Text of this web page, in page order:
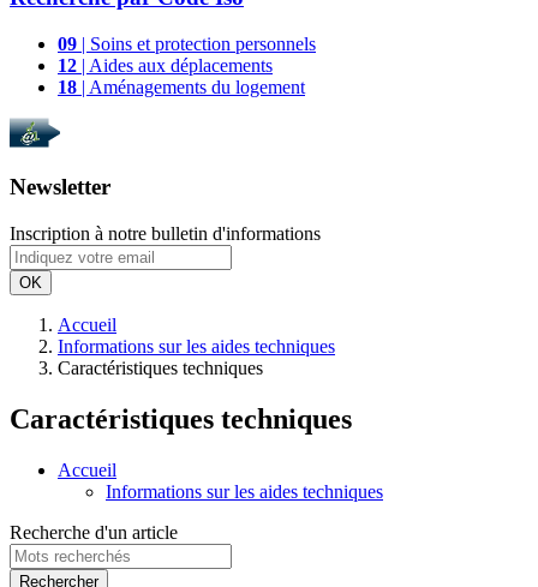
09 | Soins et protection personnels
12 | Aides aux déplacements
18 | Aménagements du logement
Newsletter
Inscription à notre bulletin d'informations
OK
Accueil
Informations sur les aides techniques
Caractéristiques techniques
Caractéristiques techniques
Accueil
Informations sur les aides techniques
Recherche d'un article